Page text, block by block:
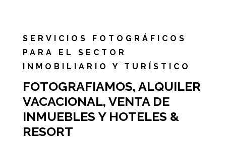
SERVICIOS FOTOGRÁFICOS
PARA EL SECTOR
INMOBILIARIO Y TURÍSTICO
FOTOGRAFIAMOS, ALQUILER
VACACIONAL, VENTA DE
INMUEBLES Y HOTELES &
RESORT